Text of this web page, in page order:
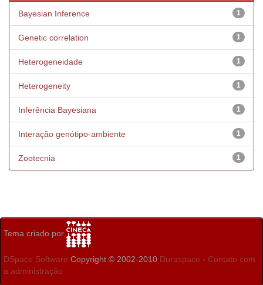
1
Bayesian Inference
1
Genetic correlation
1
Heterogeneidade
1
Heterogeneity
1
Inferência Bayesiana
1
Interação genótipo-ambiente
1
Zootecnia
Tema criado por
DSpace Software Copyright © 2002-2010 Duraspace - Contato com
a administração